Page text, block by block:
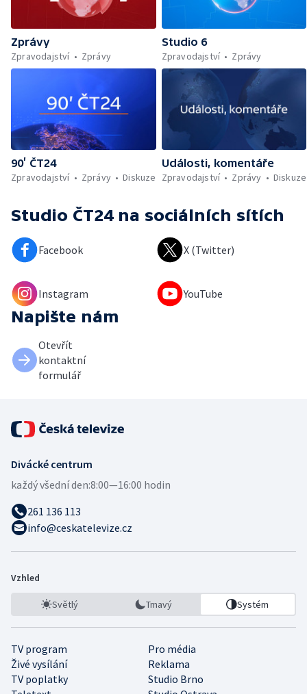
Zprávy
Zpravodajství
Zprávy
Studio 6
Zpravodajství
Zprávy
90’ ČT24
Zpravodajství
Zprávy Diskuze
Události, komentáře
Zpravodajství
Zprávy Diskuze
Studio ČT24 na sociálních sítích
Facebook X (Twitter)
Instagram YouTube
Napište nám
Otevřít
kontaktní
formulář
Divácké centrum
každý všední den:8:00—16:00 hodin
261 136 113
info@ceskatelevize.cz
Vzhled
Světlý Tmavý Systém
TV program
Pro média
Živé vysílání
Reklama
TV poplatky
Studio Brno